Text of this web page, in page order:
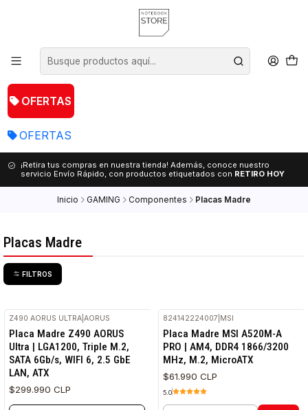
OFERTAS
OFERTAS
¡Retira tus compras en nuestra tienda! Además, conoce nuestro
servicio Envío Rápido, con productos etiquetados con RETIRO HOY
Inicio GAMING Componentes Placas Madre
Placas Madre
FILTROS
Z490 AORUS ULTRA |AORUS
Placa Madre Z490 AORUS
Ultra | LGA1200, Triple M.2,
SATA 6Gb/s, WIFI 6, 2.5 GbE
LAN, ATX
$299.990 CLP
824142224007 MSI
Placa Madre MSI A520M-A
PRO | AM4, DDR4 1866/3200
MHz, M.2, MicroATX
$61.990 CLP
5.0